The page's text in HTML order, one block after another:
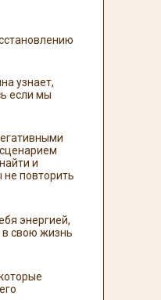
и
не повторить
энергией,
свою жизнь
узнает,
если мы